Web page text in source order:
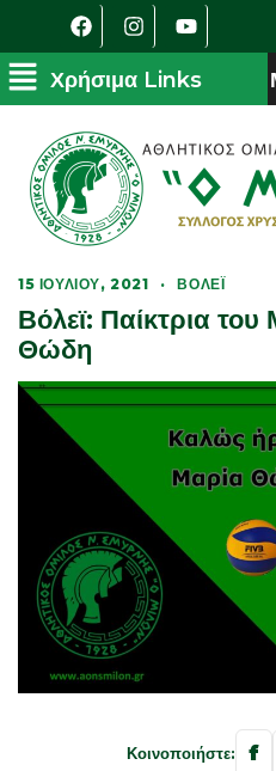
15 ΙΟΥΛΊΟΥ, 2021 · ΒΌΛΕΪ
Βόλεϊ: Παίκτρια
Θώδη
Κοινοποιήστε: f